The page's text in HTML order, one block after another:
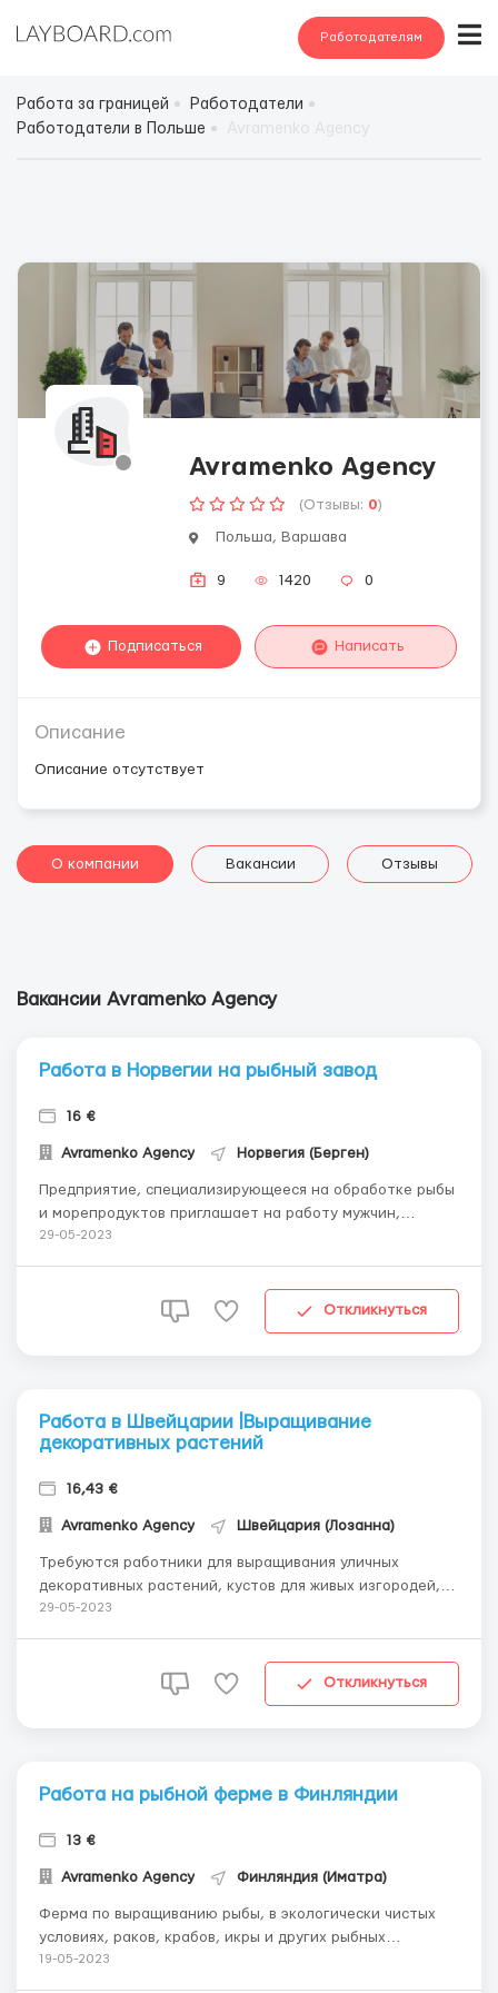
Работодателям
Работа за границей
Работодатели
Работодатели в Польше
Avramenko Agency
(Отзывы: 0)
Польша, Варшава
9 1420 0
Подписаться Написать
Описание
Описание отсутствует
О компании Вакансии Отзывы
Вакансии Avramenko Agency
Работа в Норвегии на рыбный завод
16 €
Avramenko Agency Норвегия (Берген)
Предприятие, специализирующееся на обработке рыбы
и морепродуктов приглашает на работу мужчин,
женщин и семейные пары до 56 лет. Без опыта работы.
морепродуктов Упаковка продукции Маркиро...
29-05-2023
Откликнуться
Работа в Швейцарии |Выращивание
декоративных растений
16,43 €
Avramenko Agency Швейцария (Лозанна)
Требуются работники для выращивания уличных
декоративных растений, кустов для живых изгородей, и
деревьев. Мужчины, Женщины, Семейные пары до 60 лет
стрижка, удобрение и прочее) Выса...
29-05-2023
Откликнуться
Работа на рыбной ферме в Финляндии
13 €
Avramenko Agency Финляндия (Иматра)
Ферма по выращиванию рыбы, в экологически чистых
условиях, раков, крабов, икры и других рыбных
продуктов приглашает на работу мужчин, женщин и
19-05-2023